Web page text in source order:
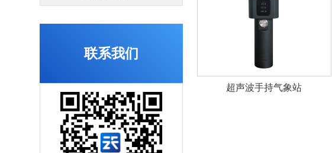
超声波手持气象站
联系我们